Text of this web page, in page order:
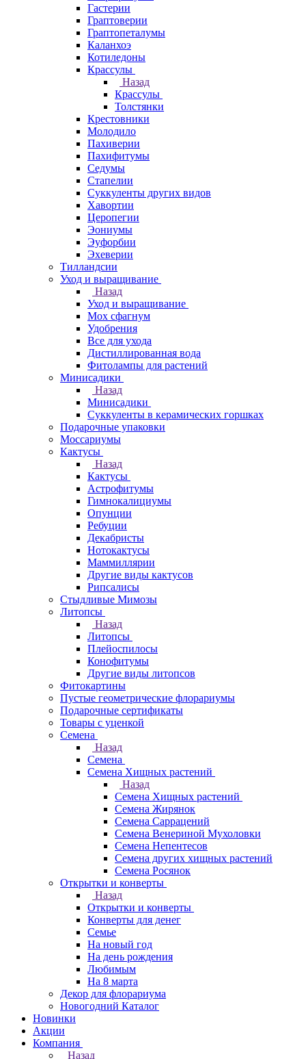
Гастерии
Граптоверии
Граптопеталумы
Каланхоэ
Котиледоны
Крассулы
Назад
Крассулы
Толстянки
Крестовники
Молодило
Пахиверии
Пахифитумы
Седумы
Стапелии
Суккуленты других видов
Хавортии
Церопегии
Эониумы
Эуфорбии
Эхеверии
Тилландсии
Уход и выращивание
Назад
Уход и выращивание
Мох сфагнум
Удобрения
Все для ухода
Дистиллированная вода
Фитолампы для растений
Минисадики
Назад
Минисадики
Суккуленты в керамических горшках
Подарочные упаковки
Моссариумы
Кактусы
Назад
Кактусы
Астрофитумы
Гимнокалициумы
Опунции
Ребуции
Декабристы
Нотокактусы
Маммиллярии
Другие виды кактусов
Рипсалисы
Стыдливые Мимозы
Литопсы
Назад
Литопсы
Плейоспилосы
Конофитумы
Другие виды литопсов
Фитокартины
Пустые геометрические флорариумы
Подарочные сертификаты
Товары с уценкой
Семена
Назад
Семена
Семена Хищных растений
Назад
Семена Хищных растений
Семена Жирянок
Семена Саррацений
Семена Венериной Мухоловки
Семена Непентесов
Семена других хищных растений
Семена Росянок
Открытки и конверты
Назад
Открытки и конверты
Конверты для денег
Семье
На новый год
На день рождения
Любимым
На 8 марта
Декор для флорариума
Новогодний Каталог
Новинки
Акции
Компания
Назад